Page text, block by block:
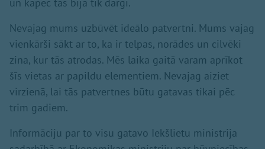
un kāpēc tas bija tik dārgi.
Nevajag mums uzbūvēt ideālo patvertni. Mums vajag
vienkārši sākt ar to, ka ir telpas, norādes un cilvēki
zina, kur tās atrodas. Mēs laika gaitā varam aprīkot
šīs vietas ar papildu elementiem. Nevajag aiziet
virzienā, lai tās patvertnes būtu gatavas tikai pēc
trim gadiem.
Informāciju par to visu gatavo Iekšlietu ministrija